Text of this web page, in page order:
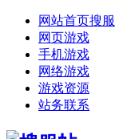
网站首页搜
网页游戏
手机游戏
网络游戏
游戏资源
站务联系